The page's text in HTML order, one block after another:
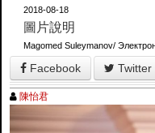
2018-08-18
圖片說明
Magomed Suleymanov/
Facebook Twitter
陳怡君